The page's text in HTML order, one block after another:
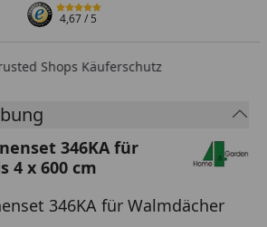
4,67/ 5
Shops Käuferschutz
346KA für
4 x 600 cm
346KA für Walmdächer